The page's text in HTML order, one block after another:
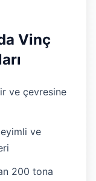
Vinç
ve çevresine
ve
200 tona